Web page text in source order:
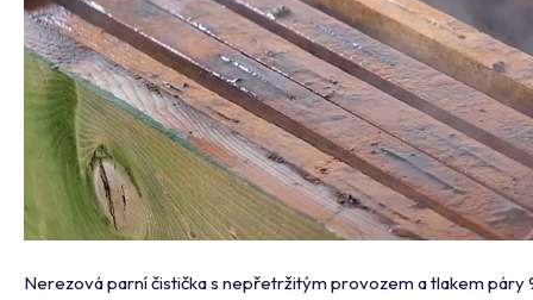
Nerezová parní čistička s nepřetržitým provozem a tlakem páry